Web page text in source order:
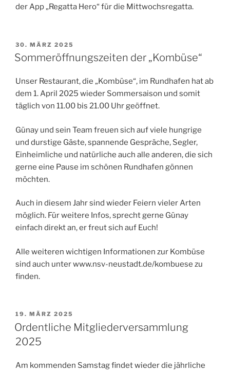
der App „Regatta Hero“ für die Mittwochsregatta.
VERÖFFENTLICHT
AM
30. MÄRZ 2025
Sommeröffnungszeiten der „Kombüse“
Unser Restaurant, die „Kombüse“, im Rundhafen hat ab
dem 1. April 2025 wieder Sommersaison und somit
täglich von 11.00 bis 21.00 Uhr geöffnet.
Günay und sein Team freuen sich auf viele hungrige
und durstige Gäste, spannende Gespräche, Segler,
Einheimliche und natürliche auch alle anderen, die sich
gerne eine Pause im schönen Rundhafen gönnen
möchten.
Auch in diesem Jahr sind wieder Feiern vieler Arten
möglich. Für weitere Infos, sprecht gerne Günay
einfach direkt an, er freut sich auf Euch!
Alle weiteren wichtigen Informationen zur Kombüse
sind auch unter www.nsv-neustadt.de/kombuese zu
finden.
VERÖFFENTLICHT
AM
19. MÄRZ 2025
Ordentliche Mitgliederversammlung
2025
Am kommenden Samstag findet wieder die jährliche